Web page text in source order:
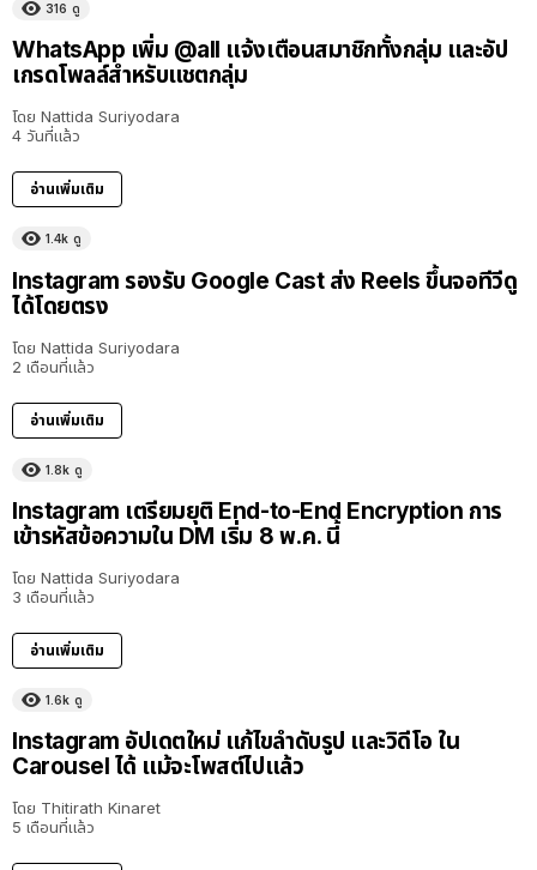
316 ดู
WhatsApp เพิ่ม @all แจ้งเตือนสมาชิกทั้งกลุ่ม และอัป
เกรดโพลล์สำหรับแชตกลุ่ม
โดย Nattida Suriyodara
4 วันที่แล้ว
อ่านเพิ่มเติม
1.4k ดู
Instagram รองรับ Google Cast ส่ง Reels ขึ้นจอทีวีดู
ได้โดยตรง
โดย Nattida Suriyodara
2 เดือนที่แล้ว
อ่านเพิ่มเติม
1.8k ดู
Instagram เตรียมยุติ End-to-End Encryption การ
เข้ารหัสข้อความใน DM เริ่ม 8 พ.ค. นี้
โดย Nattida Suriyodara
3 เดือนที่แล้ว
อ่านเพิ่มเติม
1.6k ดู
Instagram อัปเดตใหม่ แก้ไขลำดับรูป และวิดีโอ ใน
Carousel ได้ แม้จะโพสต์ไปแล้ว
โดย Thitirath Kinaret
5 เดือนที่แล้ว